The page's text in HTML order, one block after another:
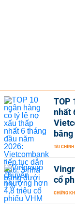
TOP
nhất
TÀI CHÍNH
cổ
CHỨNG